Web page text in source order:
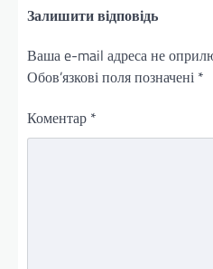
Залишити відповідь
Ваша e-mail адреса не
Обов’язкові поля позначені *
Коментар *